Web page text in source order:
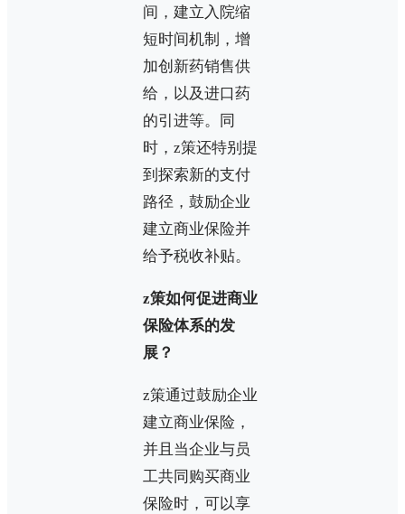
间，建立入院缩
短时间机制，增
加创新药销售供
给，以及进口药
的引进等。同
时，z策还特别提
到探索新的支付
路径，鼓励企业
建立商业保险并
给予税收补贴。
z策如何促进商业
保险体系的发
展？
z策通过鼓励企业
建立商业保险，
并且当企业与员
工共同购买商业
保险时，可以享